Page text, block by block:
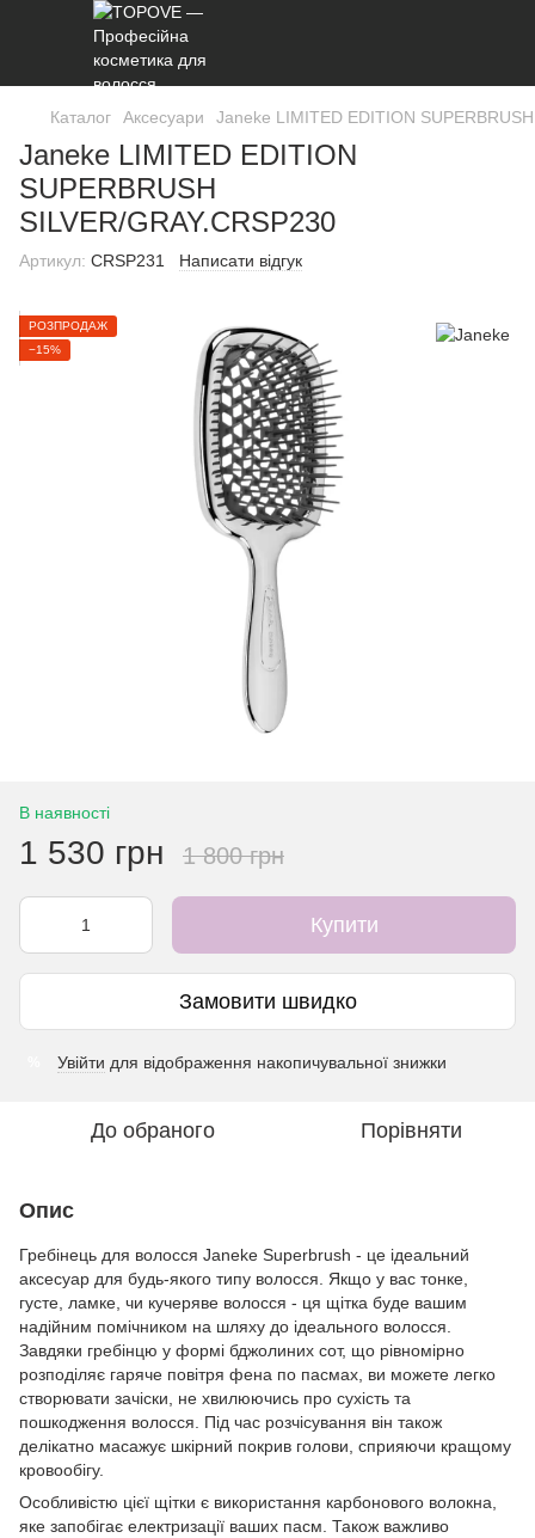
Каталог Аксесуари Janeke LIMITED EDITION
Janeke LIMITED EDITION
SUPERBRUSH
SILVER/GRAY.CRSP230
Артикул: CRSP231 Написати відгук
РОЗПРОДАЖ
−15%
В наявності
1 530 грн 1 800 грн
Купити
Замовити швидко
Увійти для відображення накопичувальної знижки
До обраного Порівняти
Опис
Гребінець для волосся Janeke Superbrush - це ідеальний
аксесуар для будь-якого типу волосся. Якщо у вас тонке,
густе, ламке, чи кучеряве волосся - ця щітка буде вашим
надійним помічником на шляху до ідеального волосся.
Завдяки гребінцю у формі бджолиних сот, що рівномірно
розподіляє гаряче повітря фена по пасмах, ви можете легко
створювати зачіски, не хвилюючись про сухість та
пошкодження волосся. Під час розчісування він також
делікатно масажує шкірний покрив голови, сприяючи кращому
кровообігу.
Особливістю цієї щітки є використання карбонового волокна,
яке запобігає електризації ваших пасм. Також важливо